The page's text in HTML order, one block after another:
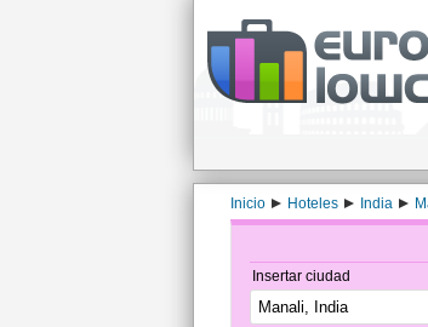
Inicio Hoteles India
Insertar ciudad